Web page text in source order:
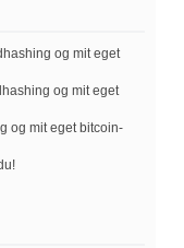
og mit eget
og mit eget
og mit eget bitcoin-